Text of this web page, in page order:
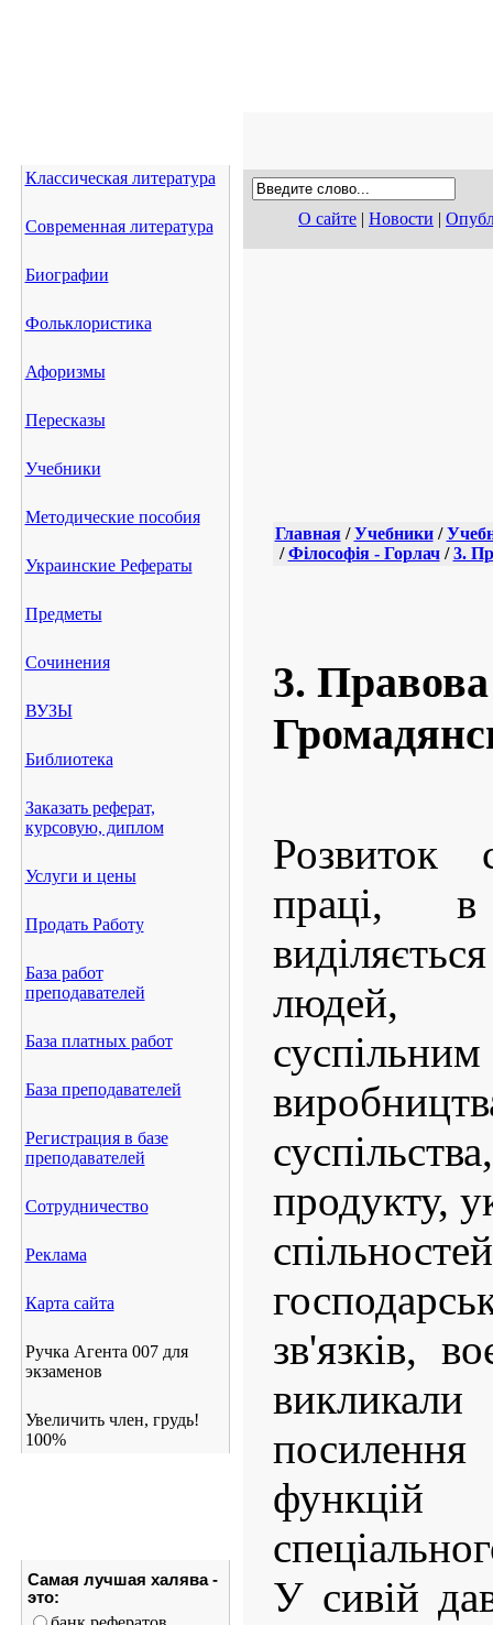
Классическая литература
Современная литература
Биографии
Фольклористика
Афоризмы
Пересказы
Учебники
Методические пособия
Украинские Рефераты
Предметы
Сочинения
ВУЗЫ
Библиотека
Заказать реферат,
курсовую, диплом
Услуги и цены
Продать Работу
База работ
преподавателей
База платных работ
База преподавателей
Регистрация в базе
преподавателей
Сотрудничество
Реклама
Карта сайта
Ручка Агента 007 для
экзаменов
Увеличить член, грудь!
100%
Самая лучшая халява -
это:
О сайте | Новости |
Главная/Учебники/
/Філософія - Горлач/3.
3.
Розвиток
праці,
людей,
продукту,
зв'язків,
У сивій